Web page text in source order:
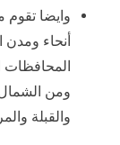
وايضا
أنحاء ومدن
المحافظات
ومن
والقبلة